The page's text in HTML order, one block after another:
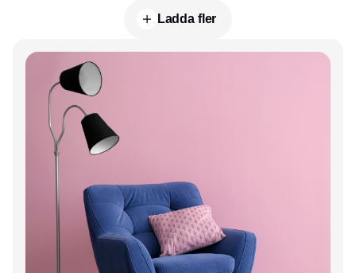
Ladda fler
Annons